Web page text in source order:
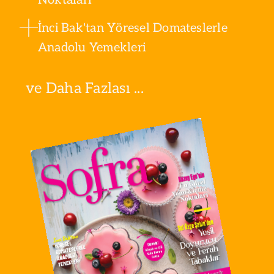
İnci Bak'tan Yöresel Domateslerle
Anadolu Yemekleri
ve Daha Fazlası ...